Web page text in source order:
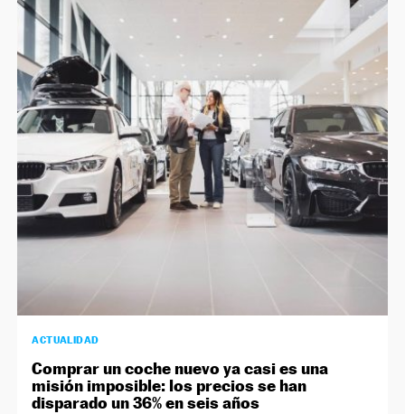
ACTUALIDAD
Comprar un coche nuevo ya casi es una
misión imposible: los precios se han
disparado un 36% en seis años